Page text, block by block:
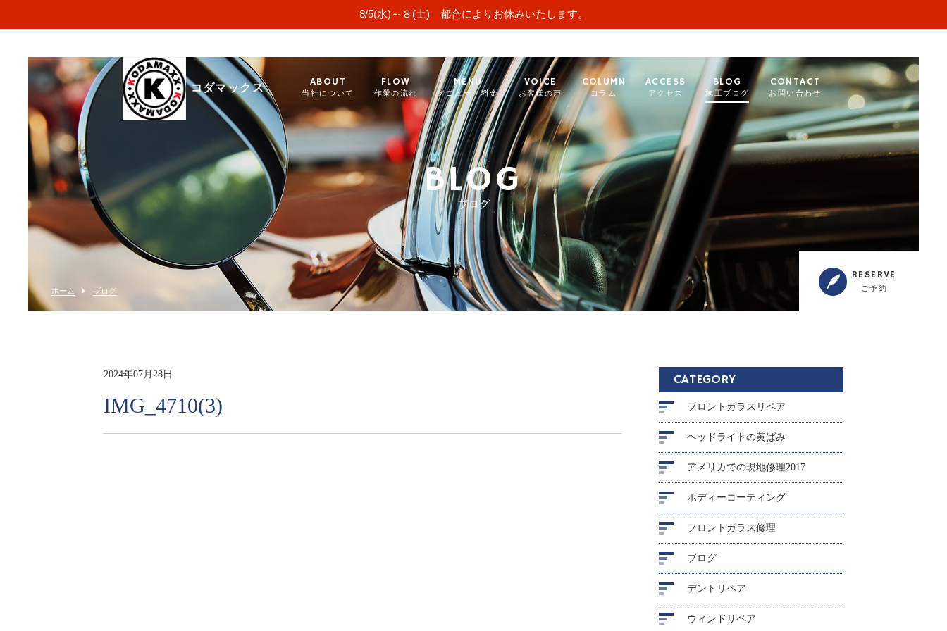
8/5(水)～８(土) 都合によりお休みいたします。
コダマックス
ABOUT
当社について
FLOW
作業の流れ
MENU
メニュー・料金
VOICE
お客様の声
COLUMN
コラム
ACCESS
アクセス
BLOG
施工ブログ
CONTACT
お問い合わせ
BLOG
ブログ
ホーム ブログ
RESERVE
ご予約
2024年07月28日
IMG_4710(3)
CATEGORY
フロントガラスリペア
ヘッドライトの黄ばみ
アメリカでの現地修理2017
ボディーコーティング
フロントガラス修理
ブログ
デントリペア
ウィンドリペア